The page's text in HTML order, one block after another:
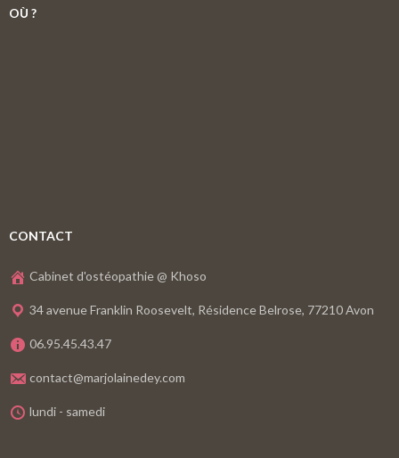
OÙ ?
CONTACT
Cabinet d'ostéopathie @ Khoso
34 avenue Franklin Roosevelt, Résidence Belrose, 77210 Avon
06.95.45.43.47
contact@marjolainedey.com
lundi - samedi